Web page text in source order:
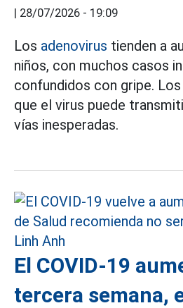
| 28/07/2026 - 19:09
Los adenovirus tienden a
niños, con muchos casos
confundidos con gripe.
que el virus puede
vías inesperadas.
El COVID-19
tercera semana,